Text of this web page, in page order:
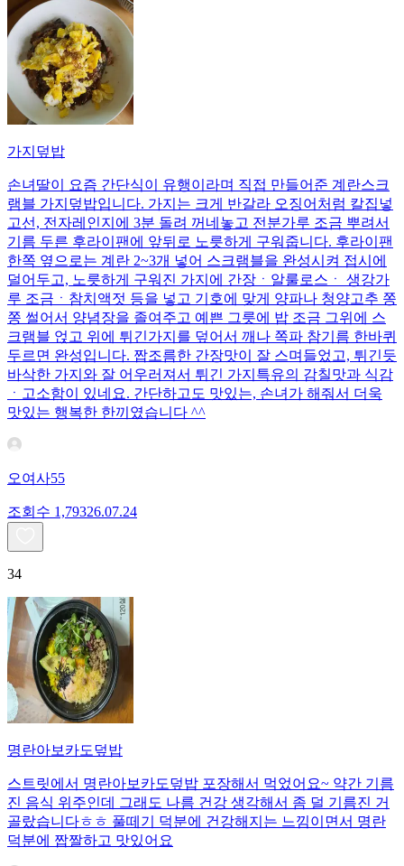
가지덮밥
손녀딸이 요즘 간단식이 유행이라며 직접 만들어준 계란스크
램블 가지덮밥입니다. 가지는 크게 반갈라 오징어처럼 칼집넣
고선, 전자레인지에 3분 돌려 꺼네놓고 전분가루 조금 뿌려서
기름 두른 후라이팬에 앞뒤로 노릇하게 구워줍니다. 후라이팬
한쪽 옆으로는 계란 2~3개 넣어 스크램블을 완성시켜 접시에
덜어두고, 노릇하게 구워진 가지에 간장ㆍ알룰로스ㆍ 생강가
루 조금ㆍ참치액젓 등을 넣고 기호에 맞게 양파나 청양고추 쫑
쫑 썰어서 양념장을 졸여주고 예쁜 그릇에 밥 조금 그위에 스
크램블 얹고 위에 튀긴가지를 덮어서 깨나 쪽파 참기름 한바퀴
두르면 완성입니다. 짭조름한 간장맛이 잘 스며들었고, 튀긴듯
바삭한 가지와 잘 어우러져서 튀긴 가지특유의 감칠맛과 식감
ㆍ고소함이 있네요. 간단하고도 맛있는, 손녀가 해줘서 더욱
맛있는 행복한 한끼였습니다 ^^
오여사55
조회수 1,79326.07.24
34
명란아보카도덮밥
스트릿에서 명란아보카도덮밥 포장해서 먹었어요~ 약간 기름
진 음식 위주인데 그래도 나름 건강 생각해서 좀 덜 기름진 거
골랐습니다ㅎㅎ 풀떼기 덕분에 건강해지는 느낌이면서 명란
덕분에 짭짤하고 맛있어요